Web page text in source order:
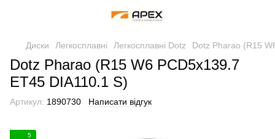
Диски Легкосплавні Легкосплавні Dotz Dotz Pharao (R15
Dotz Pharao (R15 W6 PCD5x139.7
ET45 DIA110.1 S)
Артикул: 1890730 Написати відгук
5